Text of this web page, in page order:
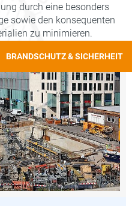
durch eine besonders
sowie den konsequenten
zu minimieren.
BRANDSCHUTZ & SICHERHEIT